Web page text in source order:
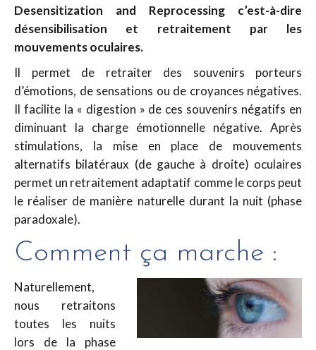
Desensitization and Reprocessing c’est-à-dire
désensibilisation et retraitement par les
mouvements oculaires.
Il permet de retraiter des souvenirs porteurs
d’émotions, de sensations ou de croyances négatives.
Il facilite la « digestion » de ces souvenirs négatifs en
diminuant la charge émotionnelle négative. Après
stimulations, la mise en place de mouvements
alternatifs bilatéraux (de gauche à droite) oculaires
permet un retraitement adaptatif comme le corps peut
le réaliser de manière naturelle durant la nuit (phase
paradoxale).
Comment ça marche :
Naturellement,
nous retraitons
toutes les nuits
lors de la phase